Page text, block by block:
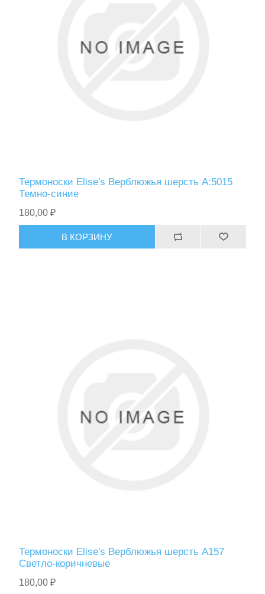
Термоноски Elise's Верблюжья шерсть A:5015
Темно-синие
180,00 ₽
В КОРЗИНУ
Термоноски Elise's Верблюжья шерсть A157
Светло-коричневые
180,00 ₽